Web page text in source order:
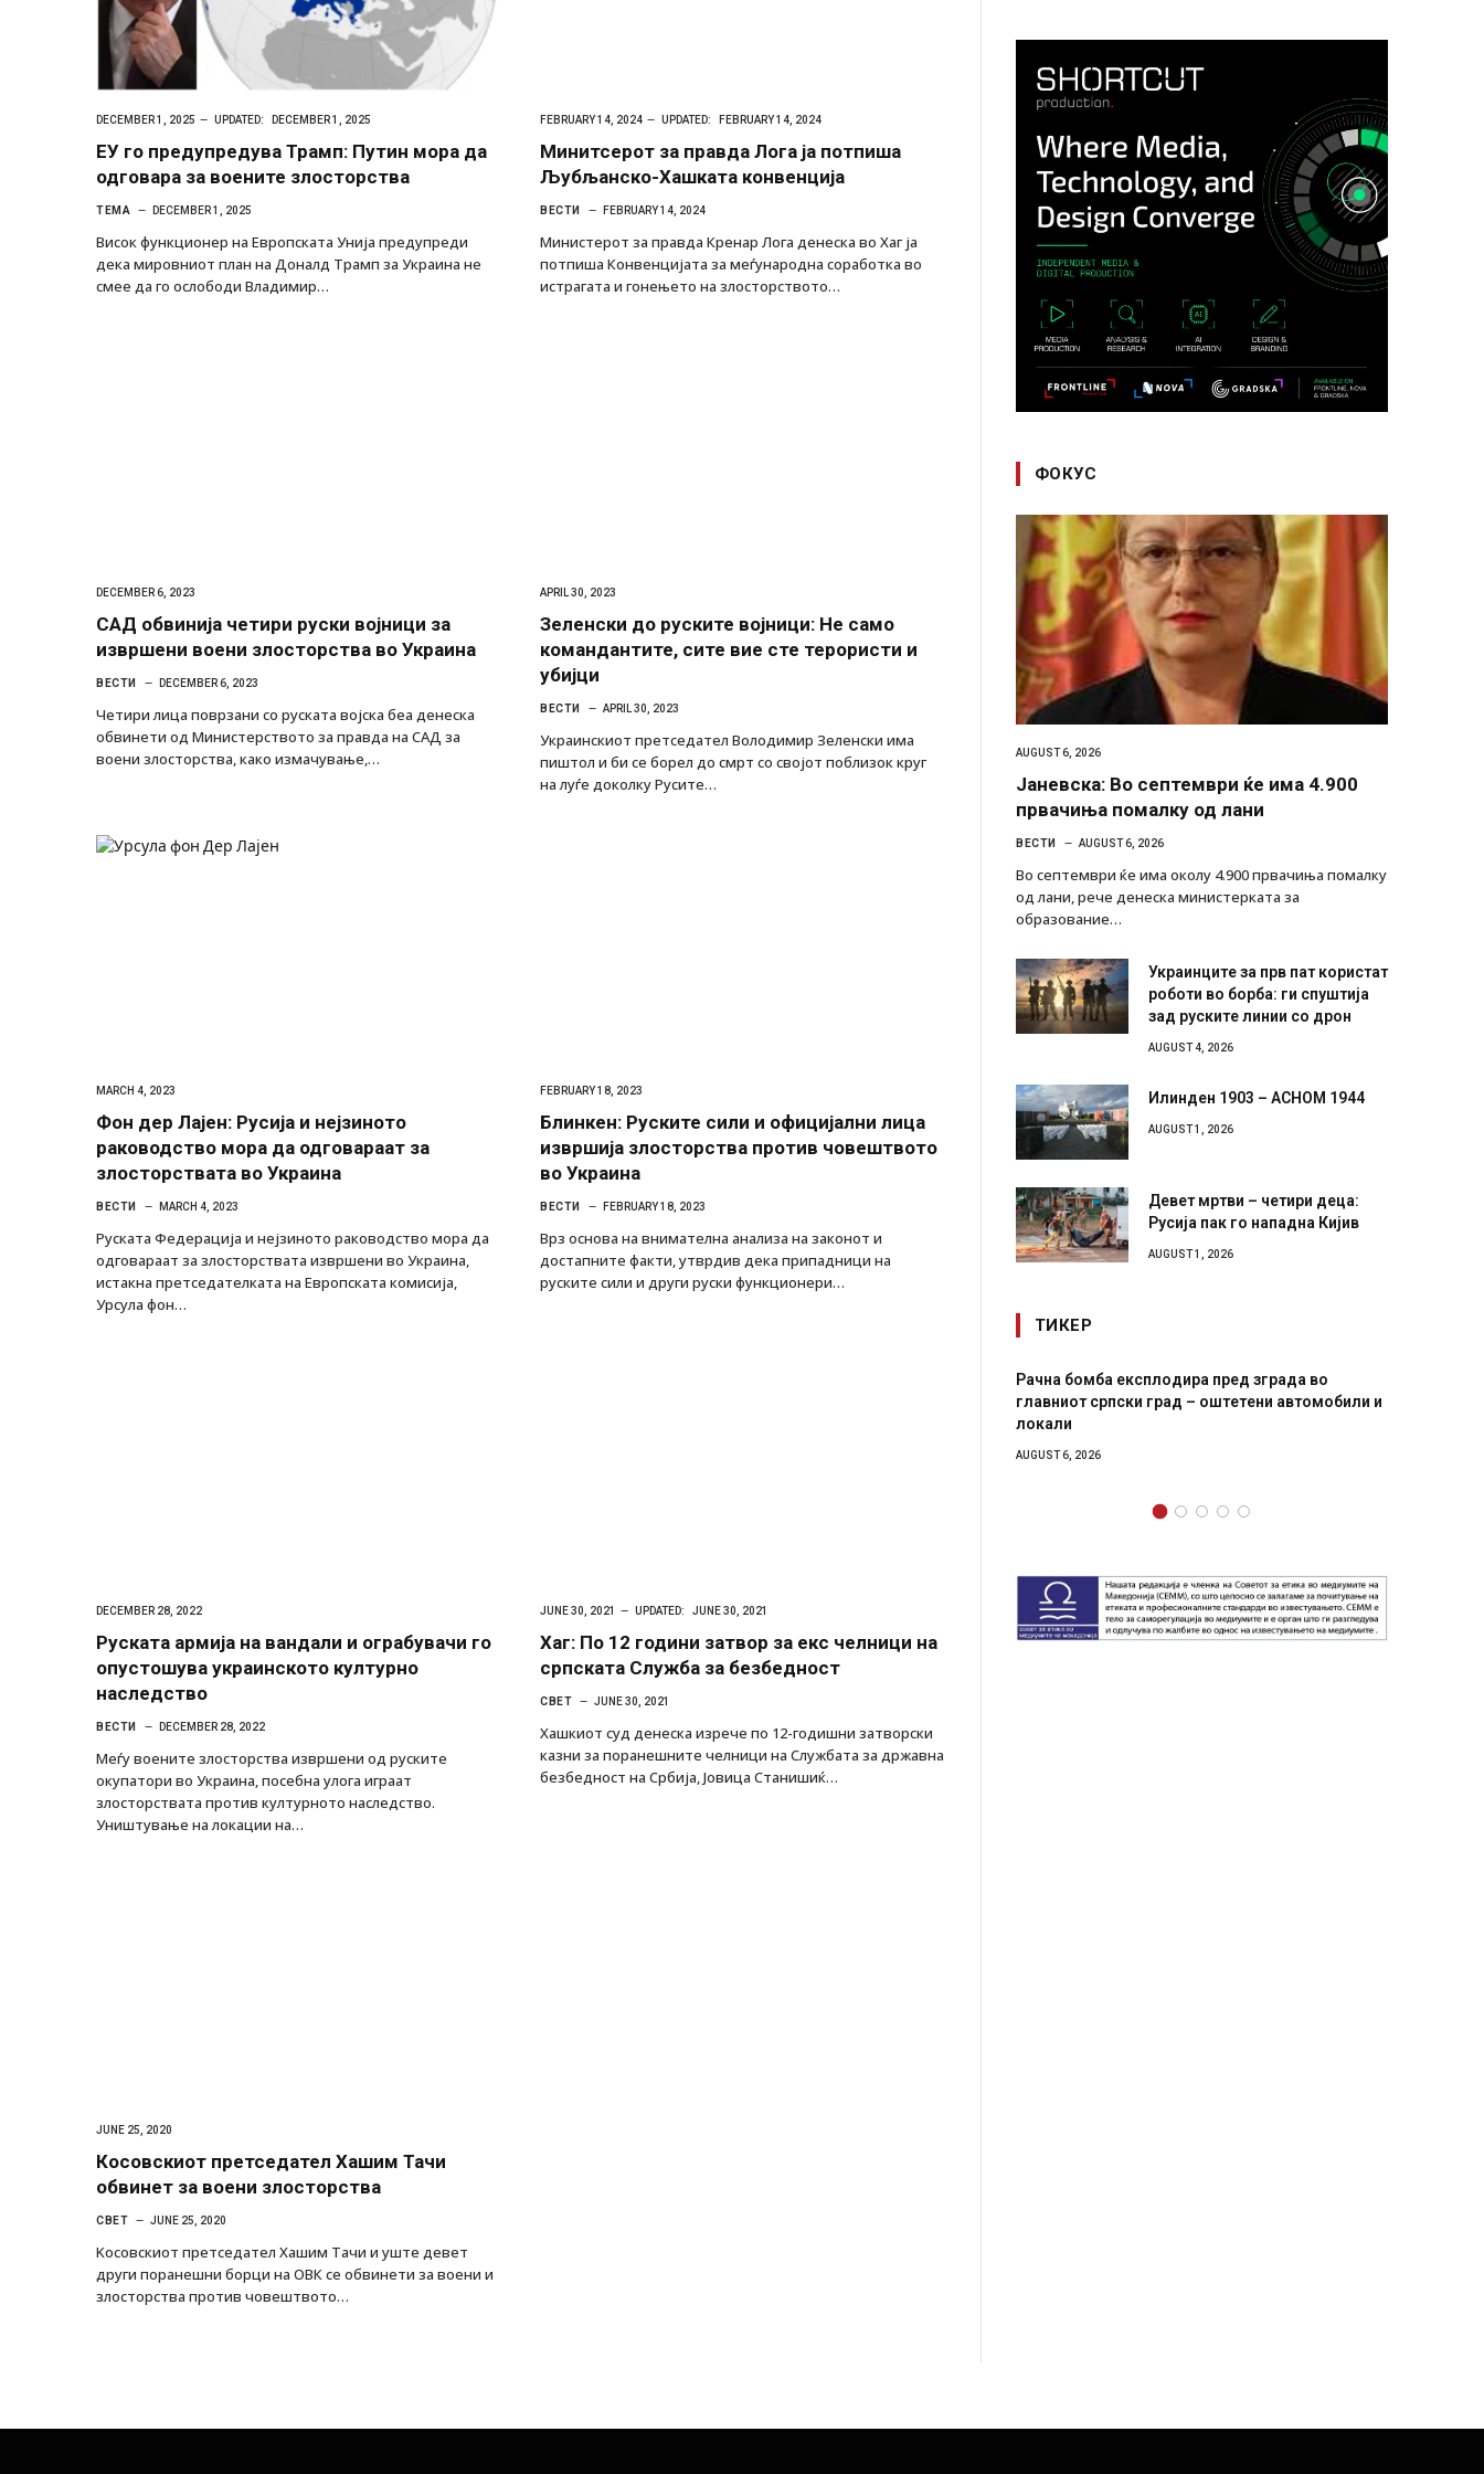
DECEMBER 1, 2025 UPDATED: DECEMBER 1, 2025
ЕУ го предупредува Трамп: Путин мора да
одговара за воените злосторства
ТЕМА DECEMBER 1, 2025
Висок функционер на Европската Унија предупреди
дека мировниот план на Доналд Трамп за Украина не
смее да го ослободи Владимир…
FEBRUARY 14, 2024 UPDATED: FEBRUARY 14, 2024
Минитсерот за правда Лога ја потпиша
Љубљанско-Хашката конвенција
ВЕСТИ FEBRUARY 14, 2024
Министерот за правда Кренар Лога денеска во Хаг ја
потпиша Конвенцијата за меѓународна соработка во
истрагата и гонењето на злосторството…
DECEMBER 6, 2023
САД обвинија четири руски војници за
извршени воени злосторства во Украина
ВЕСТИ DECEMBER 6, 2023
Четири лица поврзани со руската војска беа денеска
обвинети од Министерството за правда на САД за
воени злосторства, како измачување,…
APRIL 30, 2023
Зеленски до руските војници: Не само
командантите, сите вие ​​сте терористи и
убијци
ВЕСТИ APRIL 30, 2023
Украинскиот претседател Володимир Зеленски има
пиштол и би се борел до смрт со својот поблизок круг
на луѓе доколку Русите…
MARCH 4, 2023
Фон дер Лајен: Русија и нејзиното
раководство мора да одговараат за
злосторствата во Украина
ВЕСТИ MARCH 4, 2023
Руската Федерација и нејзиното раководство мора да
одговараат за злосторствата извршени во Украина,
истакна претседателката на Европската комисија,
Урсула фон…
FEBRUARY 18, 2023
Блинкен: Руските сили и официјални лица
извршија злосторства против човештвото
во Украина
ВЕСТИ FEBRUARY 18, 2023
Врз основа на внимателна анализа на законот и
достапните факти, утврдив дека припадници на
руските сили и други руски функционери…
DECEMBER 28, 2022
Руската армија на вандали и ограбувачи го
опустошува украинското културно
наследство
ВЕСТИ DECEMBER 28, 2022
Меѓу воените злосторства извршени од руските
окупатори во Украина, посебна улога играат
злосторствата против културното наследство.
Уништување на локации на…
JUNE 30, 2021 UPDATED: JUNE 30, 2021
Хаг: По 12 години затвор за екс челници на
српската Служба за безбедност
СВЕТ JUNE 30, 2021
Хашкиот суд денеска изрече по 12-годишни затворски
казни за поранешните челници на Службата за државна
безбедност на Србија, Јовица Станишиќ…
JUNE 25, 2020
Косовскиот претседател Хашим Тачи
обвинет за воени злосторства
СВЕТ JUNE 25, 2020
Kосовскиот претседател Хашим Тачи и уште девет
други поранешни борци на ОВК се обвинети за воени и
злосторства против човештвото…
Јаневска: Во септември ќе има 4.900
првачиња помалку од лани
ВЕСТИ
Во септември ќе има околу 4.900 првачиња помалку
од лани, рече денеска министерката за
образование…
роботи во борба: ги спуштија
зад руските линии со дрон
AUGUST 4, 2026
AUGUST 1, 2026
Русија пак го нападна Кијив
AUGUST 1, 2026
11-месечна воена
AUGUST 4, 2026